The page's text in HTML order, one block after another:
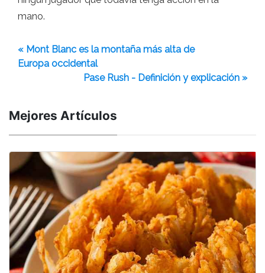
mano.
« Mont Blanc es la montaña más alta de
Europa occidental
Pase Rush - Definición y explicación »
Mejores Artículos